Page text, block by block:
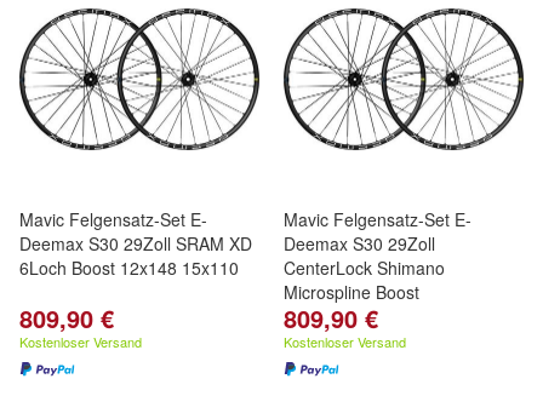
Mavic Felgensatz-Set E-
Deemax S30 29Zoll SRAM XD
6Loch Boost 12x148 15x110
809,90 €
Kostenloser Versand
Mavic Felgensatz-Set E-
Deemax S30 29Zoll
CenterLock Shimano
Microspline Boost
809,90 €
Kostenloser Versand